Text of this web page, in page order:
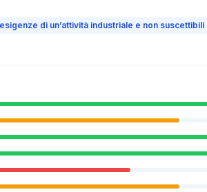
di un’attività industriale e non